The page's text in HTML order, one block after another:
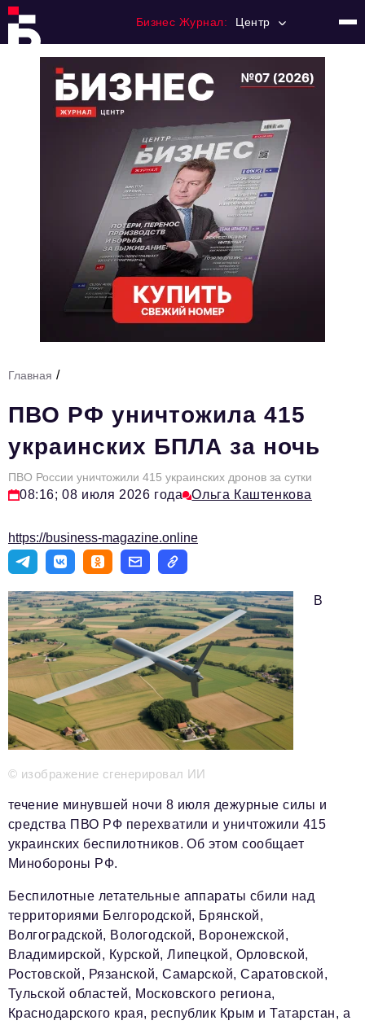
Бизнес Журнал: Центр
Регулирование
Премия "Тульский Бизнес"
История тульского предпринимательства
Тема номера
HR
Персона номера
Технологии и тренды
Туризм
Импортозамещение
Мероприятия
Авторские материалы
Видео
Телефон редакции: +7 495 727-01-67
info@business-magazine.online
Отдел рекламы
reklama@business-magazine.online
Отдел распространения/редакционная подписка
Отдел по работе с партнерами
partner@business-magazine.online
Главная /
ПВО РФ уничтожила 415
украинских БПЛА за ночь
ПВО России уничтожили 415 украинских дронов за сутки
08:16; 08 июля 2026 года Ольга Каштенкова
https://business-magazine.online
© изображение сгенерировал ИИ
В
течение минувшей ночи 8 июля дежурные силы и
средства ПВО РФ перехватили и уничтожили 415
украинских беспилотников. Об этом сообщает
Минобороны РФ.
Беспилотные летательные аппараты сбили над
территориями Белгородской, Брянской,
Волгоградской, Вологодской, Воронежской,
Владимирской, Курской, Липецкой, Орловской,
Ростовской, Рязанской, Самарской, Саратовской,
Тульской областей, Московского региона,
Краснодарского края, республик Крым и Татарстан, а